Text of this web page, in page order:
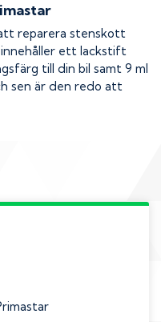
reparera stenskott
ett lackstift
till din bil samt 9 ml
sen är den redo att